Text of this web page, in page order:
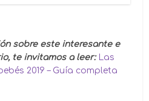
sobre este interesante e
te invitamos a leer: Las
2019 – Guía completa